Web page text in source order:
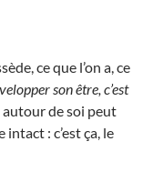
ce que l’on a, ce
son être, c’est
de soi peut
intact : c’est ça, le